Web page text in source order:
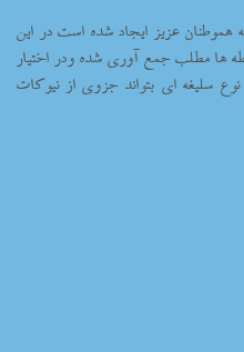
عزیز ایجاد شده است در این
ها مطلب جمع آوری شده ودر اختیار
سلیغه ای بتواند جزوی از نیوکات